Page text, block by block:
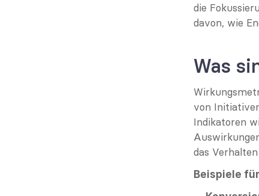
die
davon, wie
Was
von
Indikatoren
das
Beispiele